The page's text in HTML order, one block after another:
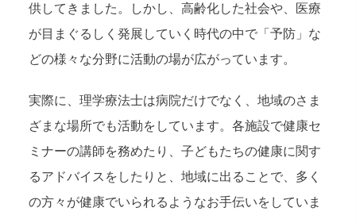
供してきました。しかし、高齢化した社会や、医療
が目まぐるしく発展していく時代の中で「予防」な
どの様々な分野に活動の場が広がっています。
実際に、理学療法士は病院だけでなく、地域のさま
ざまな場所でも活動をしています。各施設で健康セ
ミナーの講師を務めたり、子どもたちの健康に関す
るアドバイスをしたりと、地域に出ることで、多く
の方々が健康でいられるようなお手伝いをしていま